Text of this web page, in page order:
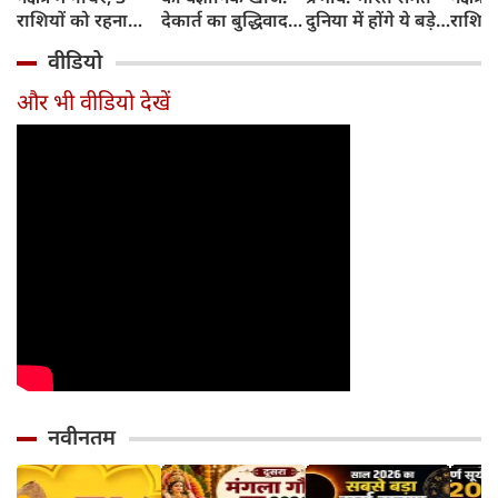
राशियों को रहना
सावधान
देकार्त का बुद्धिवाद
का जन्म
दुनिया में होंगे ये बड़े
किसे
वीडियो
और भी वीडियो देखें
नवीनतम